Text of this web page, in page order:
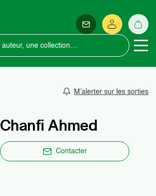
M’alerter sur les sorties
Chanfi Ahmed
Contacter